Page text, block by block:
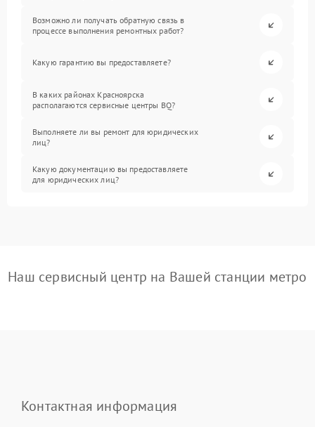
Возможно ли получать обратную связь в
процессе выполнения ремонтных работ?
Какую гарантию вы предоставляете?
В каких районах Красноярска
располагаются сервисные центры BQ?
Выполняете ли вы ремонт для юридических
лиц?
Какую документацию вы предоставляете
для юридических лиц?
Наш сервисный центр на Вашей станции метро
Контактная информация